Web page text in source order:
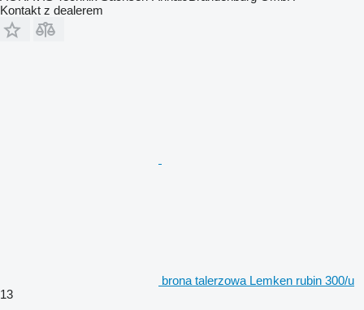
Kontakt z dealerem
brona talerzowa Lemken rubin 300/u
13